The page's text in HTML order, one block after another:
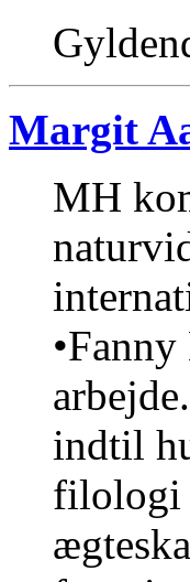
Margit
MH
indtil
filologi